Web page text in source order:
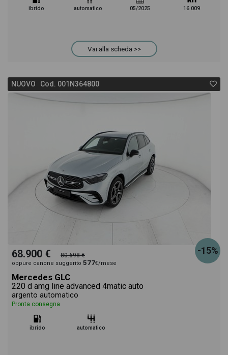
ibrido automatico 05/2025 16.009
Vai alla scheda >>
NUOVO Cod. 001N364800
-15%
68.900 € 80.698 €
oppure canone suggerito 577€/mese
Mercedes GLC
220 d amg line advanced 4matic auto
argento automatico
Pronta consegna
ibrido automatico